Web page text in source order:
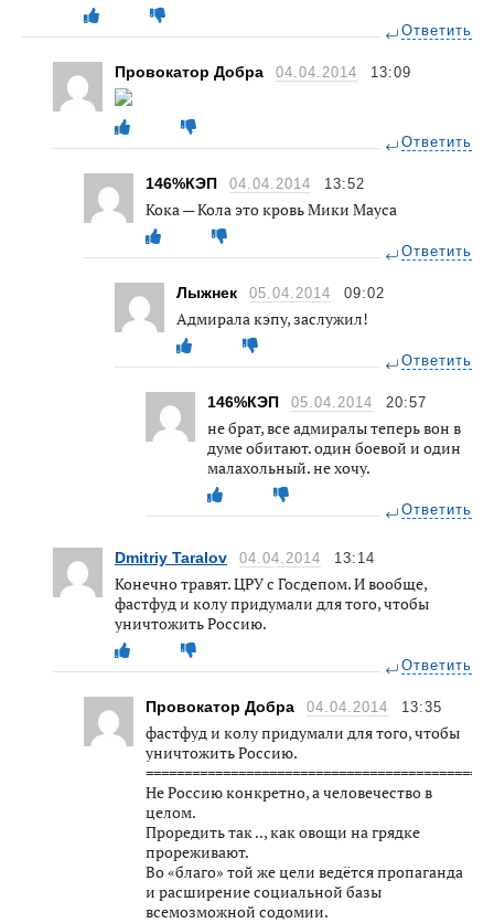
Ответить
Провокатор Добра 04.04.2014 13:09
Ответить
146%КЭП 04.04.2014 13:52
Кока — Кола это кровь Мики Мауса
Ответить
Лыжнек 05.04.2014 09:02
Адмирала кэпу, заслужил!
Ответить
146%КЭП 05.04.2014 20:57
не брат, все адмиралы теперь вон в
думе обитают. один боевой и один
малахольный. не хочу.
Ответить
Dmitriy Taralov 04.04.2014 13:14
Конечно травят. ЦРУ с Госдепом. И вообще,
фастфуд и колу придумали для того, чтобы
уничтожить Россию.
Ответить
Провокатор Добра 04.04.2014 13:35
фастфуд и колу придумали для того, чтобы
уничтожить Россию.
============================================
Не Россию конкретно, а человечество в
целом.
Проредить так .., как овощи на грядке
прореживают.
Во «благо» той же цели ведётся пропаганда
и расширение социальной базы
всемозможной содомии.